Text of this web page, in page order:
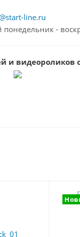
line.ru
понедельник -
и видеороликов